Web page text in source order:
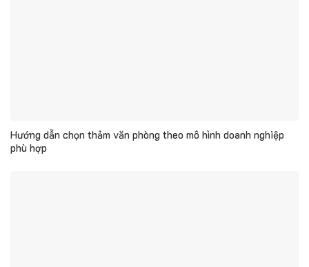
Hướng dẫn chọn thảm văn phòng theo mô hình doanh nghiệp
phù hợp